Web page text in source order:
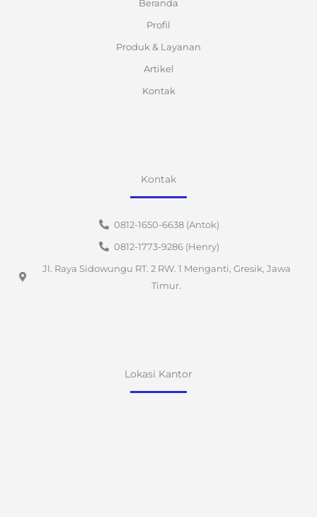
Beranda
Profil
Produk & Layanan
Artikel
Kontak
Kontak
0812-1650-6638 (Antok)
0812-1773-9286 (Henry)
Jl. Raya Sidowungu RT. 2 RW. 1 Menganti, Gresik, Jawa
Timur.
Lokasi Kantor